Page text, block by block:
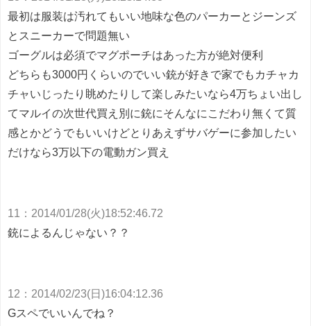
最初は服装は汚れてもいい地味な色のパーカーとジーンズ
とスニーカーで問題無い
ゴーグルは必須でマグポーチはあった方が絶対便利
どちらも3000円くらいのでいい銃が好きで家でもカチャカ
チャいじったり眺めたりして楽しみたいなら4万ちょい出し
てマルイの次世代買え 別に銃にそんなにこだわり無くて質
感とかどうでもいいけどとりあえずサバゲーに参加したい
だけなら3万以下の電動ガン買え
11 ： 2014/01/28(火)18:52:46.72
銃によるんじゃない？？
12 ： 2014/02/23(日)16:04:12.36
Gスペでいいんでね？